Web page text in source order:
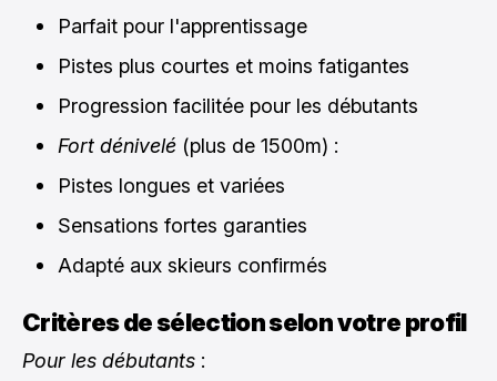
Parfait pour l'apprentissage
Pistes plus courtes et moins fatigantes
Progression facilitée pour les débutants
Fort dénivelé (plus de 1500m) :
Pistes longues et variées
Sensations fortes garanties
Adapté aux skieurs confirmés
Critères de sélection selon votre profil
Pour les débutants :